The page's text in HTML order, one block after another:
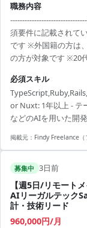
職務内容
須要件に記載されて
です ※外国籍の方は
の方が対象です ※20
いる方は、直接ご連
---- - フロントエンド
び仕様理解に基づい
必須スキル
or Nuxt: 1年以上 - テ
などのAIを用いた開
掲載元： Findy Freelance（
募集中 3日前
【週5日/リモート
AIリーガルテック
計・技術リード
960,000円/月